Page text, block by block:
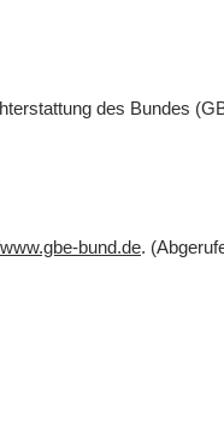
des Bundes
bund.de.